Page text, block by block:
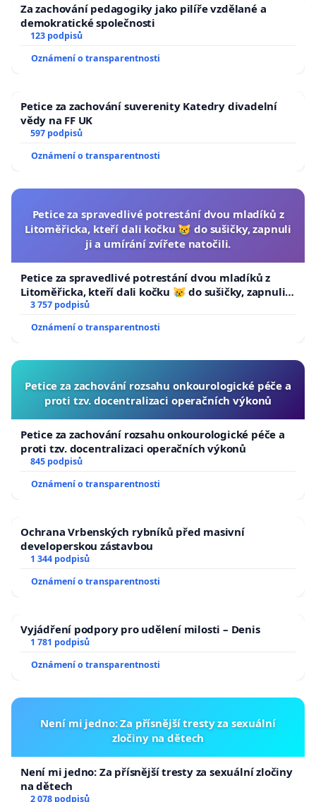
Za zachování pedagogiky jako pilíře vzdělané a
demokratické společnosti
123 podpisů
Oznámení o transparentnosti
Petice za zachování suverenity Katedry divadelní
vědy na FF UK
597 podpisů
Oznámení o transparentnosti
Petice za spravedlivé potrestání dvou mladíků z
Litoměřicka, kteří dali kočku 😿 do sušičky, zapnuli
ji a umírání zvířete natočili.
Petice za spravedlivé potrestání dvou mladíků z
Litoměřicka, kteří dali kočku 😿 do sušičky, zapnuli ji
a umírání zvířete natočili.
3 757 podpisů
Oznámení o transparentnosti
Petice za zachování rozsahu onkourologické péče a
proti tzv. docentralizaci operačních výkonů
Petice za zachování rozsahu onkourologické péče a
proti tzv. docentralizaci operačních výkonů
845 podpisů
Oznámení o transparentnosti
Ochrana Vrbenských rybníků před masivní
developerskou zástavbou
1 344 podpisů
Oznámení o transparentnosti
Vyjádření podpory pro udělení milosti – Denis
1 781 podpisů
Oznámení o transparentnosti
Není mi jedno: Za přísnější tresty za sexuální
zločiny na dětech
Není mi jedno: Za přísnější tresty za sexuální zločiny
na dětech
2 078 podpisů